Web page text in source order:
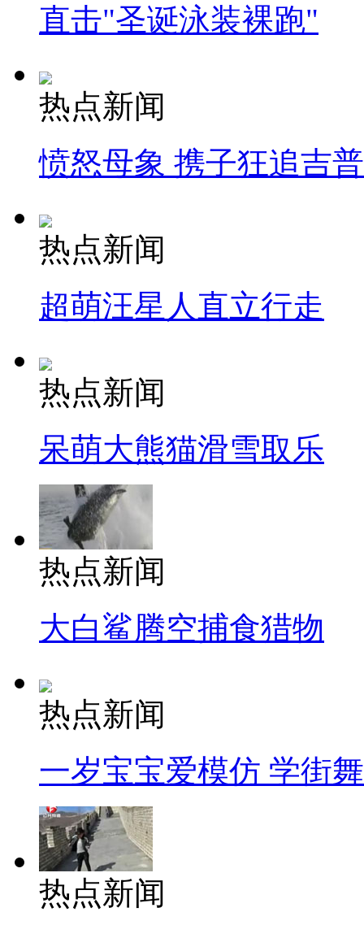
直击"圣诞泳装裸跑"
热点新闻
愤怒母象 携子狂追吉
热点新闻
超萌汪星人直立行走
热点新闻
呆萌大熊猫滑雪取乐
热点新闻
大白鲨腾空捕食猎物
热点新闻
一岁宝宝爱模仿 学街
热点新闻